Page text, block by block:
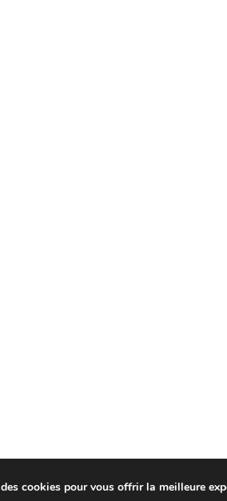
cookies pour vous offrir la meilleure